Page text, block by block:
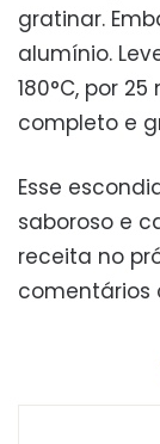
gratinar.
alumínio.
180°C, por
completo e
Esse
saboroso e
receita no
comentários